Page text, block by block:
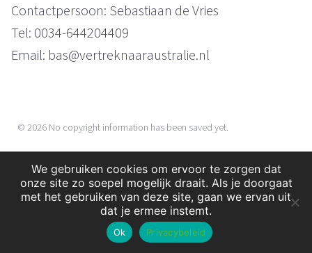
Contactpersoon: Sebastiaan de Vries
Tel: 0034-644204409
Email: bas@vertreknaaraustralie.nl
© 2026 No copyright information has been saved yet.
We gebruiken cookies om ervoor te zorgen dat
onze site zo soepel mogelijk draait. Als je doorgaat
met het gebruiken van deze site, gaan we ervan uit
dat je ermee instemt.
Ok Privacybeleid